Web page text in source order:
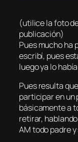
(utilice la foto
publicación)
Pues mucho ha
escribí, pues
luego ya lo
Pues resulta
participar en un
básicamente a
retirar,
AM todo padre